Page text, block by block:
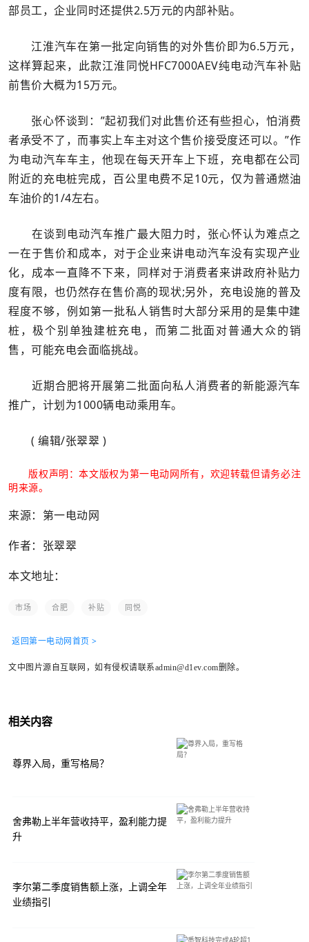
部员工，企业同时还提供2.5万元的内部补贴。
江淮汽车在第一批定向销售的对外售价即为6.5万元，
这样算起来，此款江淮同悦HFC7000AEV纯电动汽车补贴
前售价大概为15万元。
张心怀谈到：”起初我们对此售价还有些担心，怕消费
者承受不了，而事实上车主对这个售价接受度还可以。”作
为电动汽车车主，他现在每天开车上下班，充电都在公司
附近的充电桩完成，百公里电费不足10元，仅为普通燃油
车油价的1/4左右。
在谈到电动汽车推广最大阻力时，张心怀认为难点之
一在于售价和成本，对于企业来讲电动汽车没有实现产业
化，成本一直降不下来，同样对于消费者来讲政府补贴力
度有限，也仍然存在售价高的现状;另外，充电设施的普及
程度不够，例如第一批私人销售时大部分采用的是集中建
桩，极个别单独建桩充电，而第二批面对普通大众的销
售，可能充电会面临挑战。
近期合肥将开展第二批面向私人消费者的新能源汽车
推广，计划为1000辆电动乘用车。
( 编辑/张翠翠 )
版权声明：本文版权为第一电动网所有，欢迎转载但请务必注
明来源。
来源：第一电动网
作者：张翠翠
本文地址：
市场 合肥 补贴 同悦
返回第一电动网首页 >
文中图片源自互联网，如有侵权请联系admin@d1ev.com删除。
相关内容
尊界入局，重写格局？
舍弗勒上半年营收持平，盈利能力提
升
李尔第二季度销售额上涨，上调全年
业绩指引